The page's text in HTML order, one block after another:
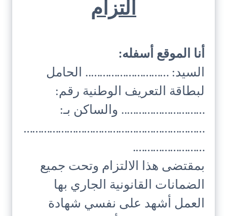
التزام
أنا الموقع أسفله:
السيد: ……………………….. الحامل
لبطاقة التعريف الوطنية رقم:
……………………….. والساكن بـ:
………………………………………………………
…………………….
بمقتضى هذا الالتزام وتحت جميع
الضمانات القانونية الجاري بها
العمل أشهد على نفسي شهادة